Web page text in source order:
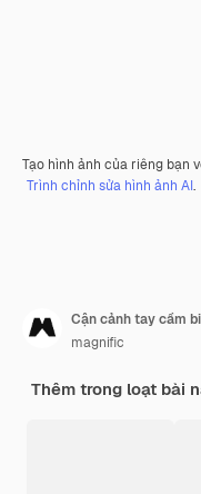
Tạo hình ảnh của riêng bạn
Trình chỉnh sửa hình ảnh AI.
Cận cảnh tay cầm
magnific
Thêm trong loạt bài